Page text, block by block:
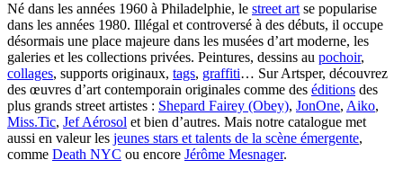
Né dans les années 1960 à Philadelphie, le street artse popularise
dans les années 1980. Illégal et controversé à des débuts, il occupe
désormais une place majeure dans les musées d’art moderne, les
galeries et les collections privées. Peintures, dessins au pochoir,
collages, supports originaux, tags, graffiti… Sur Artsper, découvrez
des œuvres d’art contemporain originales comme des éditions des
plus grands street artistes : Shepard Fairey (Obey), JonOne, Aiko,
Miss.Tic, Jef Aérosol et bien d’autres. Mais notre catalogue met
aussi en valeur les jeunes stars et talents de la scène émergente,
comme Death NYC ou encore Jérôme Mesnager.